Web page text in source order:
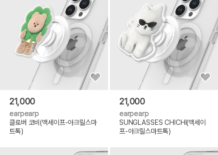
21,000
earpearp
클로버 코비(맥세이프-아크릴스마
트톡)
21,000
earpearp
SUNGLASSES CHICHI(맥세이
프-아크릴스마트톡)